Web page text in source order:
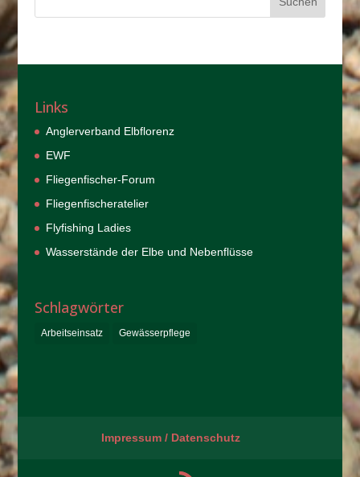
Links
Anglerverband Elbflorenz
EWF
Fliegenfischer-Forum
Fliegenfischeratelier
Flyfishing Ladies
Wasserstände der Elbe und Nebenflüsse
Schlagwörter
Arbeitseinsatz Gewässerpflege
Impressum / Datenschutz